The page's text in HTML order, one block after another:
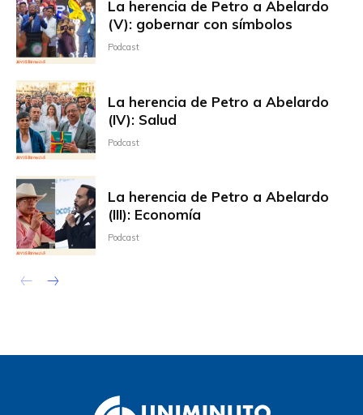
La herencia de Petro a Abelardo
(V): gobernar con símbolos
Podcast
La herencia de Petro a Abelardo
(IV): Salud
Podcast
La herencia de Petro a Abelardo
(III): Economía
Podcast